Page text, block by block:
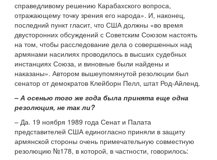
справедливому решению Карабахского вопроса,
отражающему точку зрения его народа». И, наконец,
последний пункт гласит, что США должны «во время
двусторонних обсуждений с Советским Союзом настоять
на том, чтобы расследование дела о совершенных над
армянами насилиях проводилось в высших судебных
инстанциях Союза, и виновные были найдены и
наказаны». Автором вышеупомянутой резолюции был
сенатор от демократов Клейборн Пелл, штат Род-Айленд.
– А осенью того же года была принята еще одна
резолюция, не так ли?
– Да. 19 ноября 1989 года Сенат и Палата
представителей США единогласно приняли в защиту
армянской стороны очень примечательную совместную
резолюцию №178, в которой, в частности, говорилось: